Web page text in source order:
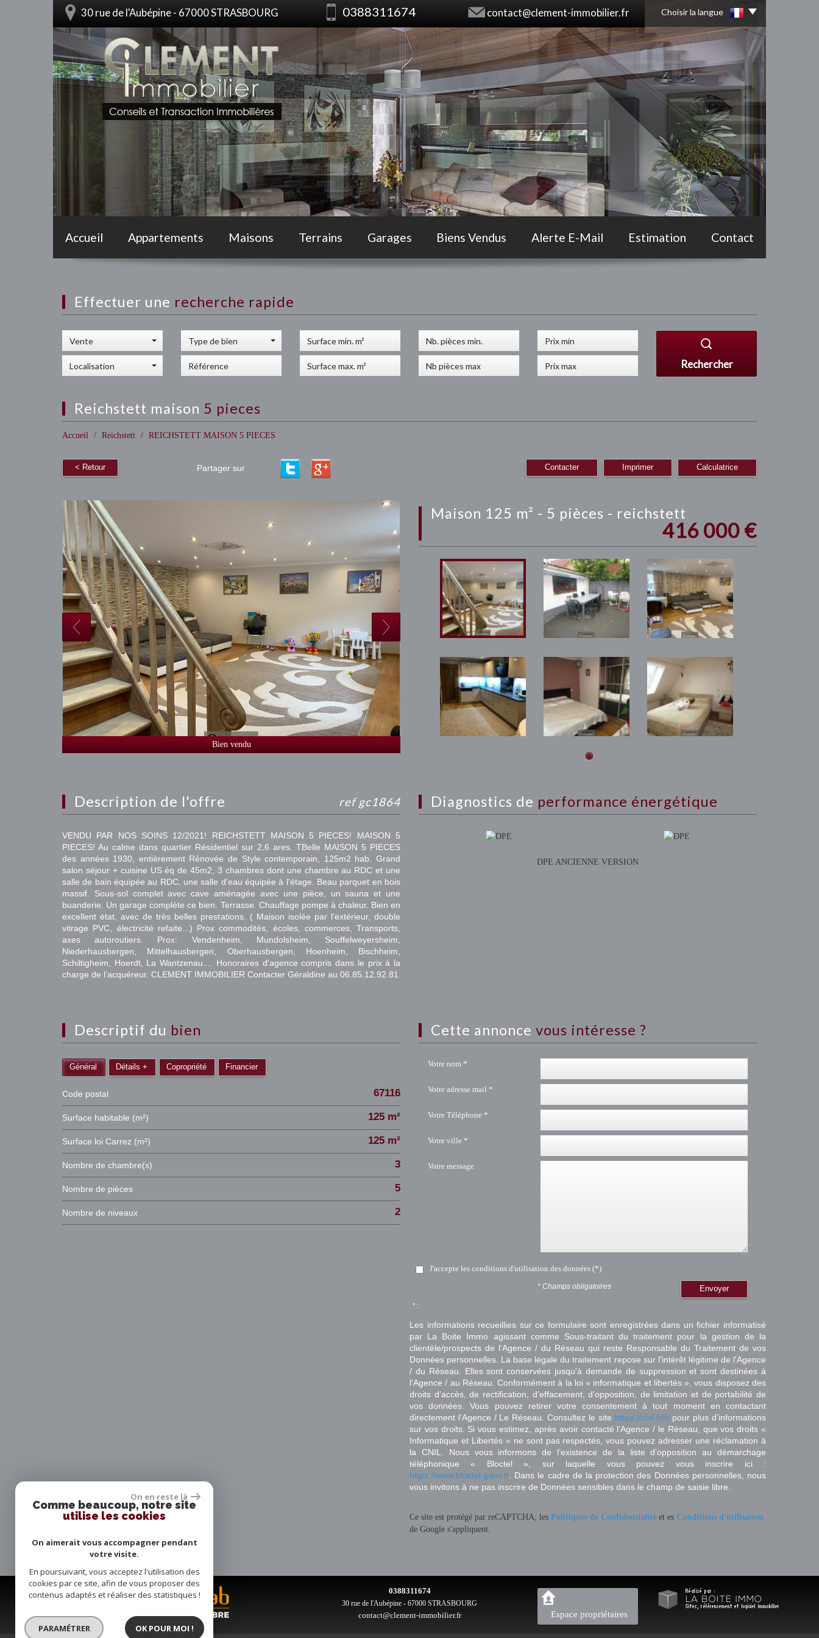
30 rue de l'Aubépine - 67000 STRASBOURG 0388311674 contact@clement-immobilier.fr Choisir la langue
Accueil Appartements Maisons Terrains Garages Biens Vendus Alerte E-Mail Estimation Contact
effectuer une recherche rapide
Vente
Localisation
Type de bien
Rechercher
reichstett maison 5 pieces
Accueil Reichstett REICHSTETT MAISON 5 PIECES
< Retour Partager sur Contacter Imprimer Calculatrice
Bien vendu
maison 125 m² - 5 pièces - reichstett
416 000 €
description de l'offre ref gc1864
VENDU PAR NOS SOINS 12/2021! REICHSTETT MAISON 5 PIECES! MAISON 5
PIECES! Au calme dans quartier Résidentiel sur 2,6 ares. TBelle MAISON 5 PIECES
des années 1930, entièrement Rénovée de Style contemporain, 125m2 hab. Grand
salon séjour + cuisine US éq de 45m2, 3 chambres dont une chambre au RDC et une
salle de bain équipée au RDC, une salle d'eau équipée à l'étage. Beau parquet en bois
massif. Sous-sol complet avec cave aménagée avec une pièce, un sauna et une
buanderie. Un garage complète ce bien. Terrasse. Chauffage pompe à chaleur. Bien en
excellent état, avec de très belles prestations. ( Maison isolée par l'extérieur, double
vitrage PVC, électricité refaite...) Prox commodités, écoles, commerces, Transports,
axes autoroutiers. Prox: Vendenheim, Mundolsheim, Souffelweyersheim,
Niederhausbergen, Mittelhausbergen, Oberhausbergen, Hoenheim, Bischheim,
Schiltigheim, Hoerdt, La Wantzenau.... Honoraires d'agence compris dans le prix à la
charge de l’acquéreur. CLEMENT IMMOBILIER Contacter Géraldine au 06.85.12.92.81
diagnostics de performance énergétique
DPE ANCIENNE VERSION
descriptif du bien
Général Détails + Copropriété Financier
Code postal 67116
Surface habitable (m²) 125 m²
Surface loi Carrez (m²) 125 m²
Nombre de chambre(s) 3
Nombre de pièces 5
Nombre de niveaux 2
cette annonce vous intéresse ?
Votre nom *
Votre adresse mail *
Votre Téléphone *
Votre ville *
Votre message
J'accepte les conditions d'utilisation des données (*)
Envoyer
* Champs obligatoires
* :
Les informations recueillies sur ce formulaire sont enregistrées dans un fichier informatisé
par La Boite Immo agissant comme Sous-traitant du traitement pour la gestion de la
clientèle/prospects de l'Agence / du Réseau qui reste Responsable du Traitement de vos
Données personnelles. La base légale du traitement repose sur l'intérêt légitime de l'Agence
/ du Réseau. Elles sont conservées jusqu'à demande de suppression et sont destinées à
l'Agence / au Réseau. Conformément à la loi « informatique et libertés », vous disposez des
droits d’accès, de rectification, d’effacement, d’opposition, de limitation et de portabilité de
vos données. Vous pouvez retirer votre consentement à tout moment en contactant
directement l’Agence / Le Réseau. Consultez le site https://cnil.fr/frpour plus d’informations
sur vos droits. Si vous estimez, après avoir contacté l'Agence / le Réseau, que vos droits «
Informatique et Libertés » ne sont pas respectés, vous pouvez adresser une réclamation à
la CNIL. Nous vous informons de l’existence de la liste d'opposition au démarchage
téléphonique « Bloctel », sur laquelle vous pouvez vous inscrire ici :
https://www.bloctel.gouv.fr. Dans le cadre de la protection des Données personnelles, nous
vous invitons à ne pas inscrire de Données sensibles dans le champ de saisie libre.
Ce site est protégé par reCAPTCHA, les Politiques de Confidentialité et es Conditions d'utilisation
de Google s'appliquent.
0388311674
30 rue de l'Aubépine - 67000 STRASBOURG
contact@clement-immobilier.fr Espace propriétaires
On en reste là
Comme beaucoup, notre site
utilise les cookies
On aimerait vous accompagner pendant
votre visite.
En poursuivant, vous acceptez l'utilisation des
cookies par ce site, afin de vous proposer des
contenus adaptés et réaliser des statistiques !
PARAMÉTRER OK POUR MOI !